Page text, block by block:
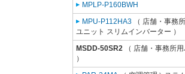
MPLP-P160BWH
MPU-P112HA3 （ 店舗・事務
ユニット スリムインバーター ）
MSDD-50SR2 （ 店舗・事務所
）